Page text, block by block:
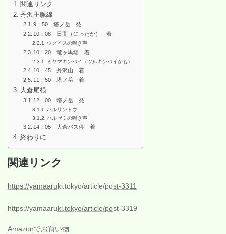
関連リンク
丹沢主脈線
9：50 塔ノ岳 発
10：08 日高（にったか） 着
ウグイスの鳴き声
10：20 竜ヶ馬場 着
ミヤマキンバイ（ツルキンバイかも）
10：45 丹沢山 着
11：50 塔ノ岳 着
大倉尾根
12：00 塔ノ岳 発
ハルリンドウ
ハルゼミの鳴き声
14：05 大倉バス停 着
終わりに
関連リンク
https://yamaaruki.tokyo/article/post-3311
https://yamaaruki.tokyo/article/post-3319
Amazonでお買い物